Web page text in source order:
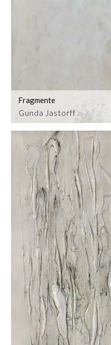
Gunda Jastorff
Fragmente